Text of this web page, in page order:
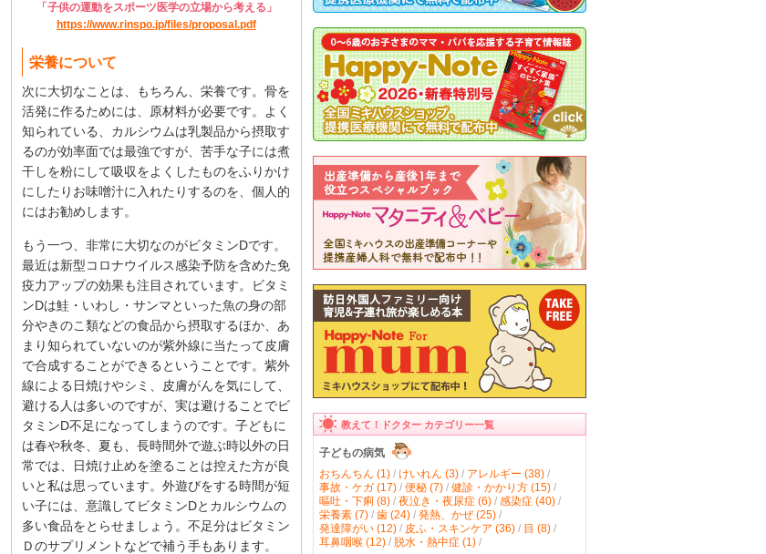
「子供の運動をスポーツ医学の立場から考える」
https://www.rinspo.jp/files/proposal.pdf
栄養について
次に大切なことは、もちろん、栄養です。骨を
活発に作るためには、原材料が必要です。よく
知られている、カルシウムは乳製品から摂取す
るのが効率面では最強ですが、苦手な子には煮
干しを粉にして吸収をよくしたものをふりかけ
にしたりお味噌汁に入れたりするのを、個人的
にはお勧めします。
もう一つ、非常に大切なのがビタミンDです。
最近は新型コロナウイルス感染予防を含めた免
疫力アップの効果も注目されています。ビタミ
ンDは鮭・いわし・サンマといった魚の身の部
分やきのこ類などの食品から摂取するほか、あ
まり知られていないのが紫外線に当たって皮膚
で合成することができるということです。紫外
線による日焼けやシミ、皮膚がんを気にして、
避ける人は多いのですが、実は避けることでビ
タミンD不足になってしまうのです。子どもに
は春や秋冬、夏も、長時間外で遊ぶ時以外の日
常では、日焼け止めを塗ることは控えた方が良
いと私は思っています。外遊びをする時間が短
い子には、意識してビタミンDとカルシウムの
多い食品をとらせましょう。不足分はビタミン
Ｄのサプリメントなどで補う手もあります。
教えて！ドクター カテゴリー一覧
子どもの病気
おちんちん (1)/ けいれん (3)/ アレルギー (38)/
事故・ケガ (17)/ 便秘 (7)/ 健診・かかり方 (15)/
嘔吐・下痢 (8)/ 夜泣き・夜尿症 (6)/ 感染症 (40)/
栄養素 (7)/ 歯 (24)/ 発熱、かぜ (25)/
発達障がい (12)/ 皮ふ・スキンケア (36)/ 目 (8)/
耳鼻咽喉 (12)/ 脱水・熱中症 (1)/